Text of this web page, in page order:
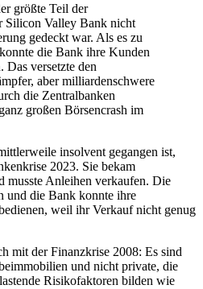
größte Teil der
Silicon Valley Bank nicht
gedeckt war. Als es zu
die Bank ihre Kunden
Das versetzte den
aber milliardenschwere
die Zentralbanken
großen Börsencrash im
insolvent gegangen ist,
2023. Sie bekam
musste Anleihen verkaufen. Die
und die Bank konnte ihre
weil ihr Verkauf nicht genug
mit der Finanzkrise 2008: Es sind
und nicht private, die
Risikofaktoren bilden wie